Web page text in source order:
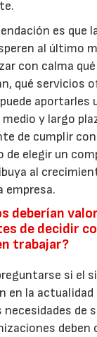
es que
al último
con calma
qué servicios
aportarles
y largo
de cumplir
de elegir un
al
empresa.
deberían
de decidir
trabajar?
si el
en la actualidad
de
deben